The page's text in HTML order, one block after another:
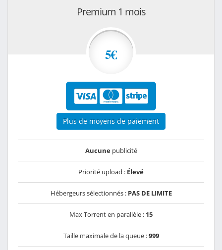
Premium 1 mois
5€
Plus de moyens de paiement
Aucunepublicité
Priorité upload : Élevé
Hébergeurs sélectionnés : PAS DE LIMITE
Max Torrent en parallèle : 15
Taille maximale de la queue :999